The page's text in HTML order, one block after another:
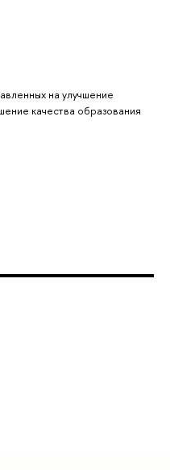
на улучшение
качества образования